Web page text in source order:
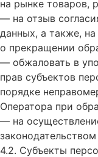
на рынке товаров,
— на отзыв
данных, а также,
о прекращении
— обжаловать в
прав субъектов
порядке
Оператора при
— на
4.2. Субъекты